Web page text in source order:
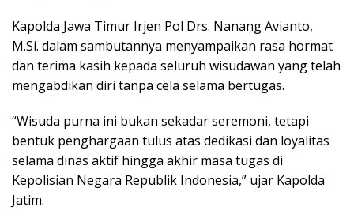
Kapolda Jawa Timur Irjen Pol Drs. Nanang Avianto,
M.Si. dalam sambutannya menyampaikan rasa hormat
dan terima kasih kepada seluruh wisudawan yang telah
mengabdikan diri tanpa cela selama bertugas.
“Wisuda purna ini bukan sekadar seremoni, tetapi
bentuk penghargaan tulus atas dedikasi dan loyalitas
selama dinas aktif hingga akhir masa tugas di
Kepolisian Negara Republik Indonesia,” ujar Kapolda
Jatim.